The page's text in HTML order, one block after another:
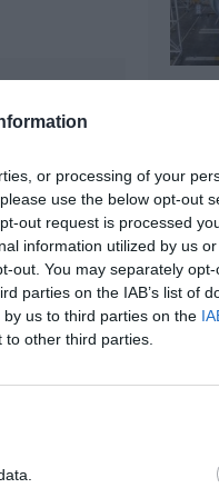
or processing of your
use the below opt-out
out request is processed
information utilized by us
out. You may separately
parties on the IAB’s list of
us to third parties on the
other third parties.
RÉPONDRE
17 h 19 min